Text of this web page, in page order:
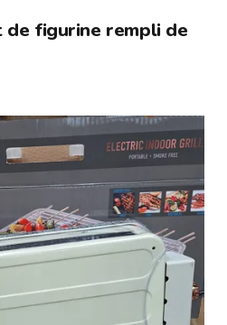
de figurine rempli de